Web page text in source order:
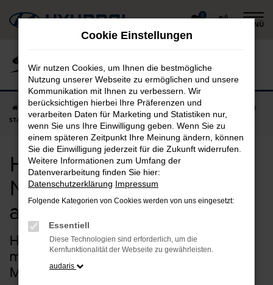
Zum
Hauptinhalt
0
MENÜ
Startseite Mühldorf am Inn Hyundai Hyundai STARIA
Hyundai
STARIA Neuwagen in Mühldorf am Inn günstig kaufen
Hyundai STARIA
Neuwagen in Mühldorf
am Inn günstig kaufen
Hyundai STARIA Neuwagen –
maßgeschneiderte Qualität für
Mühldorf am Inn
Cookie Einstellungen
Wir nutzen Cookies, um Ihnen die bestmögliche
Nutzung unserer Webseite zu ermöglichen und unsere
Kommunikation mit Ihnen zu verbessern. Wir
berücksichtigen hierbei Ihre Präferenzen und
verarbeiten Daten für Marketing und Statistiken nur,
wenn Sie uns Ihre Einwilligung geben. Wenn Sie zu
einem späteren Zeitpunkt Ihre Meinung ändern, können
Sie die Einwilligung jederzeit für die Zukunft widerrufen.
Weitere Informationen zum Umfang der
Datenverarbeitung finden Sie hier:
Datenschutzerklärung Impressum
Folgende Kategorien von Cookies werden von uns eingesetzt:
Essentiell
Diese Technologien sind erforderlich, um die
Kernfunktionalität der Webseite zu gewährleisten.
audaris